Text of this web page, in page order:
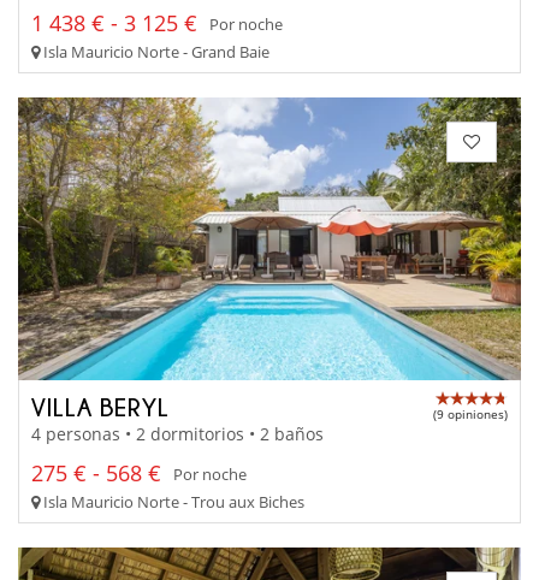
1 438 € - 3 125 €
Por noche
Isla Mauricio Norte - Grand Baie
VILLA BERYL (9 opiniones)
4 personas • 2 dormitorios • 2 baños
275 € - 568 €
Por noche
Isla Mauricio Norte - Trou aux Biches